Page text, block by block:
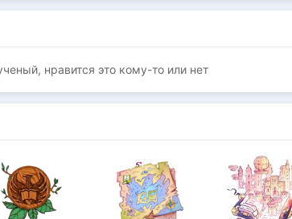
нравится это кому-то или нет